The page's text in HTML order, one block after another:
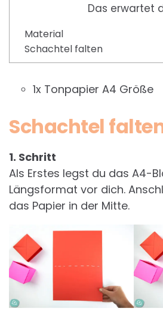
Das erwartet
Material
Schachtel falten
1x Tonpapier A4 Größe
Schachtel
1. Schritt
Als Erstes legst du das A4-
Längsformat vor dich.
das Papier in der Mitte.